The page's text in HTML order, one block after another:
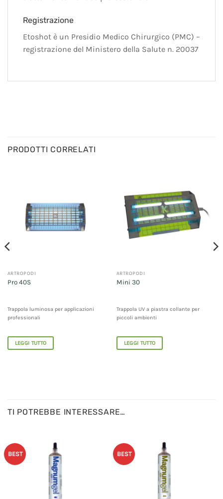
Registrazione
Etoshot è un Presidio Medico Chirurgico (PMC) –
registrazione del Ministero della Salute n. 20037
PRODOTTI CORRELATI
ARTROPODI
Pro 40S
Trappola luminosa per applicazioni
professionali
LEGGI TUTTO
ARTROPODI
Mini 30
Trappola UV a piastra collante per
piccoli ambienti
LEGGI TUTTO
TI POTREBBE INTERESSARE…
BEST BEST